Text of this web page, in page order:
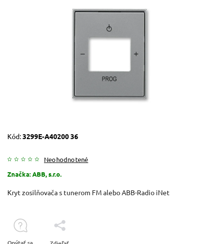
Kód:3299E-A40200 36
Neohodnotené
Značka:ABB, s.r.o.
Kryt zosilňovača s tunerom FM alebo ABB-Radio iNet